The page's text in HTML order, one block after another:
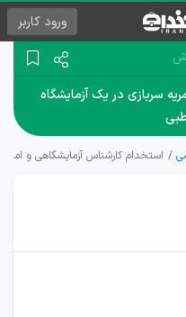
ورود کاربر
سربازی در یک آزمایشگاه
استخدام کارشناس آزمایشگاهی و